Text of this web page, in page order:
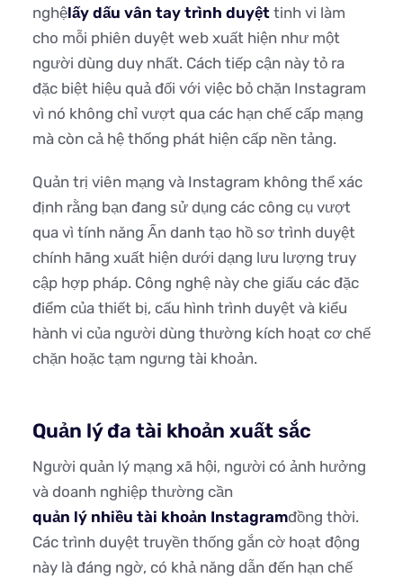
nghệlấy dấu vân tay trình duyệt tinh vi làm
cho mỗi phiên duyệt web xuất hiện như một
người dùng duy nhất. Cách tiếp cận này tỏ ra
đặc biệt hiệu quả đối với việc bỏ chặn Instagram
vì nó không chỉ vượt qua các hạn chế cấp mạng
mà còn cả hệ thống phát hiện cấp nền tảng.
Quản trị viên mạng và Instagram không thể xác
định rằng bạn đang sử dụng các công cụ vượt
qua vì tính năng Ẩn danh tạo hồ sơ trình duyệt
chính hãng xuất hiện dưới dạng lưu lượng truy
cập hợp pháp. Công nghệ này che giấu các đặc
điểm của thiết bị, cấu hình trình duyệt và kiểu
hành vi của người dùng thường kích hoạt cơ chế
chặn hoặc tạm ngưng tài khoản.
Quản lý đa tài khoản xuất sắc
Người quản lý mạng xã hội, người có ảnh hưởng
và doanh nghiệp thường cần
quản lý nhiều tài khoản Instagramđồng thời.
Các trình duyệt truyền thống gắn cờ hoạt động
này là đáng ngờ, có khả năng dẫn đến hạn chế